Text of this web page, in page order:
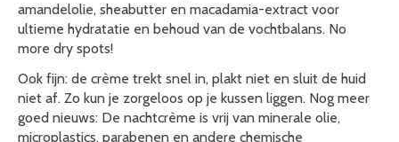
amandelolie, sheabutter en macadamia-extract voor
ultieme hydratatie en behoud van de vochtbalans. No
more dry spots!
Ook fijn: de crème trekt snel in, plakt niet en sluit de huid
niet af. Zo kun je zorgeloos op je kussen liggen. Nog meer
goed nieuws: De nachtcrème is vrij van minerale olie,
microplastics, parabenen en andere chemische